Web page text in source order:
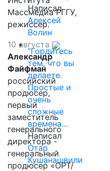
Написал
Алексей
Волин
"Гордитесь
тем, что вы
делаете.
Простые и
очень
сложные
времена…
Написал
Отар
Кушанашвили
Массмедиа РГГУ,
режиссер.
10 августа
Александр
Файфман
российский
продюсер,
первый
заместитель
генерального
директора -
генеральный
продюсер «ОРТ/